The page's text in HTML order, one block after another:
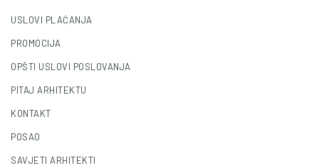
USLOVI PLAĆANJA
PROMOCIJA
OPŠTI USLOVI POSLOVANJA
PITAJ ARHITEKTU
KONTAKT
POSAO
SAVJETI ARHITEKTI